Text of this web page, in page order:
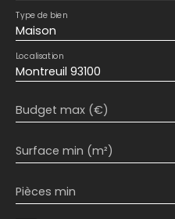
Maison
Type de bien
Montreuil 93100
Localisation
Budget max (€)
Surface min (m²)
Pièces min